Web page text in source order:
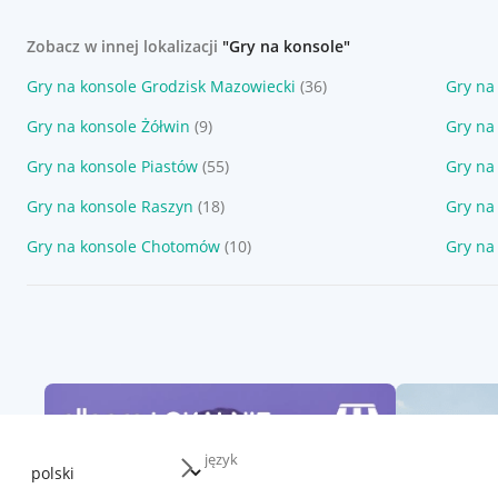
język
Zobacz w innej lokalizacji "Gry na konsole"
Gry na konsole Grodzisk Mazowiecki (36)
Gry
Gry na konsole Żółwin (9)
Gry
Gry na konsole Piastów (55)
Gry
Gry na konsole Raszyn (18)
Gry
Gry na konsole Chotomów (10) Gry na